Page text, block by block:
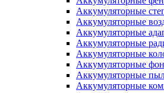
Аккумуляторные
Аккумуляторные
Аккумуляторные
Аккумуляторные
Аккумуляторные
Аккумуляторные
Аккумуляторные
Аккумуляторные